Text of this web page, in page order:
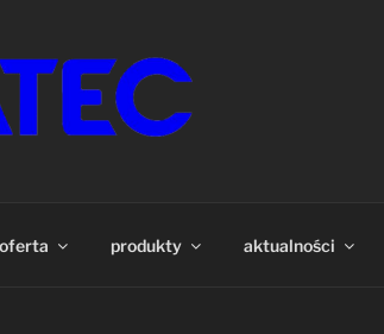
oferta produkty aktualności